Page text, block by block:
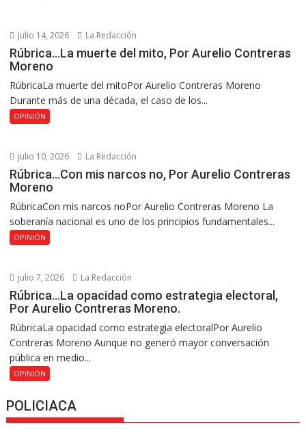
julio 14, 2026 La Redacción
Rúbrica…La muerte del mito, Por Aurelio Contreras
Moreno
RúbricaLa muerte del mitoPor Aurelio Contreras Moreno
Durante más de una década, el caso de los...
OPINIÓN
julio 10, 2026 La Redacción
Rúbrica…Con mis narcos no, Por Aurelio Contreras
Moreno
RúbricaCon mis narcos noPor Aurelio Contreras Moreno La
soberanía nacional es uno de los principios fundamentales...
OPINIÓN
julio 7, 2026 La Redacción
Rúbrica…La opacidad como estrategia electoral,
Por Aurelio Contreras Moreno.
RúbricaLa opacidad como estrategia electoralPor Aurelio
Contreras Moreno Aunque no generó mayor conversación
pública en medio...
OPINIÓN
POLICIACA